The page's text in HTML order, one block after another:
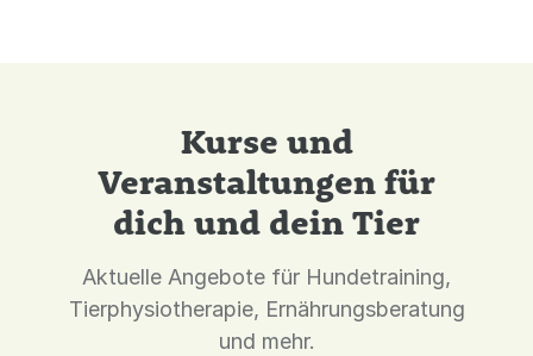
Kurse und
Veranstaltungen für
dich und dein Tier
Aktuelle Angebote für Hundetraining,
Tierphysiotherapie, Ernährungsberatung
und mehr.